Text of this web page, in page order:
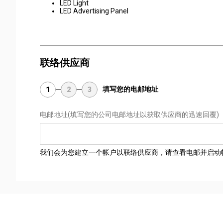
LED Light
LED Advertising Panel
联络供应商
1 2 3 填写您的电邮地址
电邮地址(填写您的公司电邮地址以获取供应商的迅速回覆)
我们会为您建立一个帐户以联络供应商，请查看电邮并启动